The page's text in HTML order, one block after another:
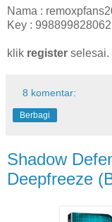
Nama :
Key : 998899828062
klik register selesai.
8 komentar:
Berbagi
Shadow
Deepfreeze